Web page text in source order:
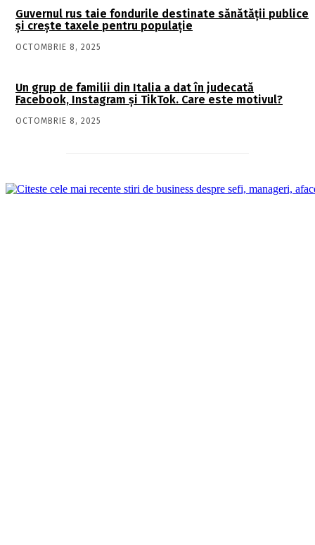
Guvernul rus taie fondurile destinate sănătății publice
și crește taxele pentru populație
OCTOMBRIE 8, 2025
Un grup de familii din Italia a dat în judecată
Facebook, Instagram și TikTok. Care este motivul?
OCTOMBRIE 8, 2025